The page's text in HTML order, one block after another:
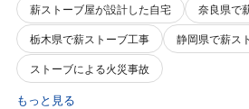
薪ストーブ屋が設計した自宅
奈良県で
栃木県で薪ストーブ工事
静岡県で薪ス
ストーブによる火災事故
もっと見る